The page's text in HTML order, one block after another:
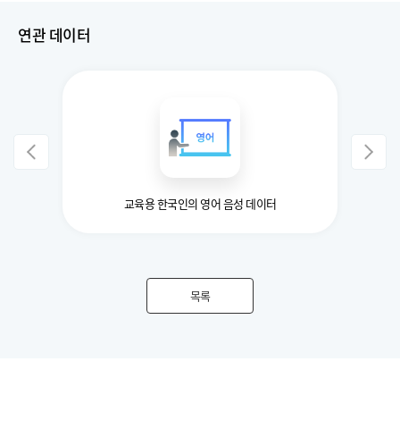
연관 데이터
교육용 한국인의 영어 음성 데이터
목록